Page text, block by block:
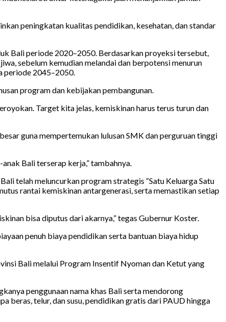
peningkatan kualitas pendidikan, kesehatan, dan standar
Bali periode 2020–2050. Berdasarkan proyeksi tersebut,
sebelum kemudian melandai dan berpotensi menurun
periode 2045–2050.
program dan kebijakan pembangunan.
Target kita jelas, kemiskinan harus terus turun dan
guna mempertemukan lulusan SMK dan perguruan tinggi
Bali terserap kerja,” tambahnya.
telah meluncurkan program strategis “Satu Keluarga Satu
rantai kemiskinan antargenerasi, serta memastikan setiap
bisa diputus dari akarnya,” tegas Gubernur Koster.
penuh biaya pendidikan serta bantuan biaya hidup
Bali melalui Program Insentif Nyoman dan Ketut yang
penggunaan nama khas Bali serta mendorong
beras, telur, dan susu, pendidikan gratis dari PAUD hingga